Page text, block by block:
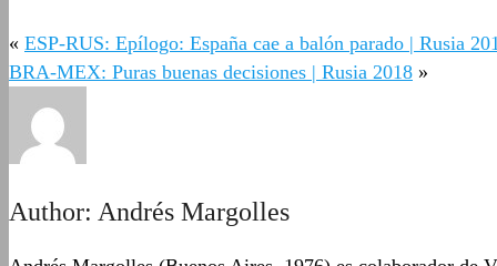
« ESP-RUS: Epílogo: España cae a balón parado | Rusia
BRA-MEX: Puras buenas decisiones | Rusia 2018 »
Author: Andrés Margolles